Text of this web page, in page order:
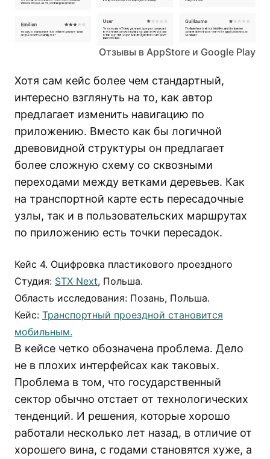
Отзывы в AppStore и Google Play
Хотя сам кейс более чем стандартный,
интересно взглянуть на то, как автор
предлагает изменить навигацию по
приложению. Вместо как бы логичной
древовидной структуры он предлагает
более сложную схему со сквозными
переходами между ветками деревьев. Как
на транспортной карте есть пересадочные
узлы, так и в пользовательских маршрутах
по приложению есть точки пересадок.
Кейс 4. Оцифровка пластикового проездного
Студия: STX Next, Польша.
Область исследования: Позань, Польша.
Кейс: Транспортный проездной становится
мобильным.
В кейсе четко обозначена проблема. Дело
не в плохих интерфейсах как таковых.
Проблема в том, что государственный
сектор обычно отстает от технологических
тенденций. И решения, которые хорошо
работали несколько лет назад, в отличие от
хорошего вина, с годами становятся хуже, а